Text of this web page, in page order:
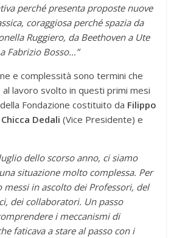
perché presenta proposte nuove
coraggiosa perché spazia da
Ruggiero, da Beethoven a Ute
Fabrizio Bosso…”
e complessità sono termini che
al lavoro svolto in questi primi mesi
Fondazione costituito da Filippo
Chicca Dedali(Vice Presidente) e
dello scorso anno, ci siamo
situazione molto complessa. Per
messi in ascolto dei Professori, del
dei collaboratori. Un passo
i meccanismi di
faticava a stare al passo con i